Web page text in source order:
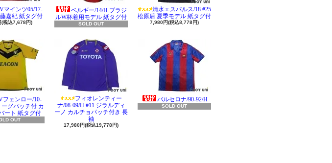
マインツ05/17-
嘉紀 紙タグ付
(税込7,678円)
ベルギー/14/H ブラジ
ルW杯着用モデル 紙タグ付
SOLD OUT
清水エスパルス/18 #25
松原后 夏季モデル 紙タグ付
7,980円(税込8,778円)
フェンロー/10-
ーグパッチ付 カ
ート 紙タグ付
OUT
フィオレンティー
ナ/08-09/H #11 ジラルディ
ーノ カルチョパッチ付き 長
袖
17,980円(税込19,778円)
バルセロナ/90-92/H
SOLD OUT